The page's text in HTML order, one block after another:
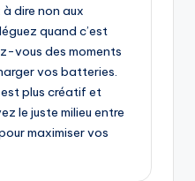
dire non aux
quand c’est
vous des moments
vos batteries.
plus créatif et
le juste milieu entre
maximiser vos